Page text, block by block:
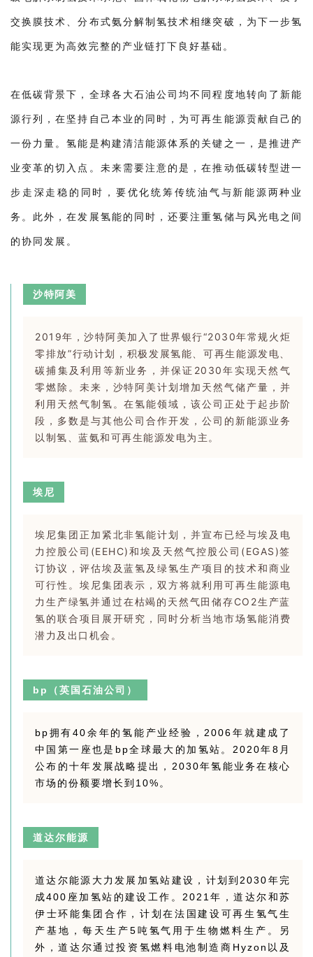
交换膜技术、分布式氨分解制氢技术相继突破，为下一步氢
能实现更为高效完整的产业链打下良好基础。
在低碳背景下，全球各大石油公司均不同程度地转向了新能
源行列，在坚持自己本业的同时，为可再生能源贡献自己的
一份力量。氢能是构建清洁能源体系的关键之一，是推进产
业变革的切入点。未来需要注意的是，在推动低碳转型进一
步走深走稳的同时，要优化统筹传统油气与新能源两种业
务。此外，在发展氢能的同时，还要注重氢储与风光电之间
的协同发展。
沙特阿美
2019年，沙特阿美加入了世界银行“2030年常规火炬
零排放”行动计划，积极发展氢能、可再生能源发电、
碳捕集及利用等新业务，并保证2030年实现天然气
零燃除。未来，沙特阿美计划增加天然气储产量，并
利用天然气制氢。在氢能领域，该公司正处于起步阶
段，多数是与其他公司合作开发，公司的新能源业务
以制氢、蓝氨和可再生能源发电为主。
埃尼
埃尼集团正加紧北非氢能计划，并宣布已经与埃及电
力控股公司(EEHC)和埃及天然气控股公司(EGAS)签
订协议，评估埃及蓝氢及绿氢生产项目的技术和商业
可行性。埃尼集团表示，双方将就利用可再生能源电
力生产绿氢并通过在枯竭的天然气田储存CO2生产蓝
氢的联合项目展开研究，同时分析当地市场氢能消费
潜力及出口机会。
bp（英国石油公司）
bp拥有40余年的氢能产业经验，2006年就建成了
中国第一座也是bp全球最大的加氢站。2020年8月
公布的十年发展战略提出，2030年氢能业务在核心
市场的份额要增长到10%。
道达尔能源
道达尔能源大力发展加氢站建设，计划到2030年完
成400座加氢站的建设工作。2021年，道达尔和苏
伊士环能集团合作，计划在法国建设可再生氢气生
产基地，每天生产5吨氢气用于生物燃料生产。另
外，道达尔通过投资氢燃料电池制造商Hyzon以及